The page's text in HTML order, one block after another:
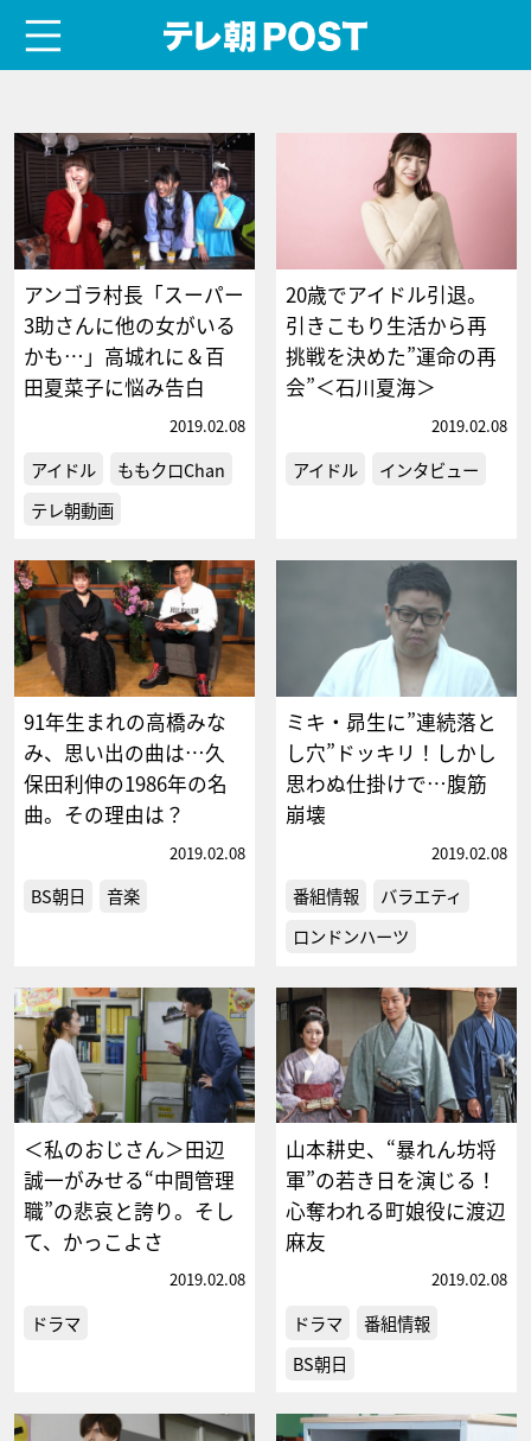
アンゴラ村長「スーパー
3助さんに他の女がいる
かも…」高城れに＆百
田夏菜子に悩み告白
2019.02.08
アイドル
ももクロChan
テレ朝動画
20歳でアイドル引退。
引きこもり生活から再
挑戦を決めた”運命の再
会”＜石川夏海＞
2019.02.08
アイドル インタビュー
91年生まれの高橋みな
み、思い出の曲は…久
保田利伸の1986年の名
曲。その理由は？
2019.02.08
BS朝日 音楽
ミキ・昴生に”連続落と
し穴”ドッキリ！しかし
思わぬ仕掛けで…腹筋
崩壊
2019.02.08
番組情報
バラエティ
ロンドンハーツ
＜私のおじさん＞田辺
誠一がみせる“中間管理
職”の悲哀と誇り。そし
て、かっこよさ
2019.02.08
ドラマ
山本耕史、“暴れん坊将
軍”の若き日を演じる！
心奪われる町娘役に渡辺
麻友
2019.02.08
ドラマ
番組情報
BS朝日